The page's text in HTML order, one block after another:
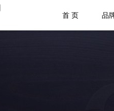
首 页
品